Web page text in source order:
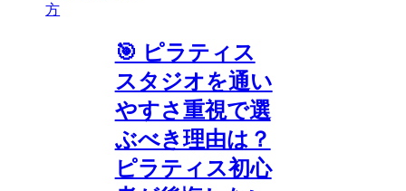
方
🎯 ピラティス
スタジオを通い
やすさ重視で選
ぶべき理由は？
ピラティス初心